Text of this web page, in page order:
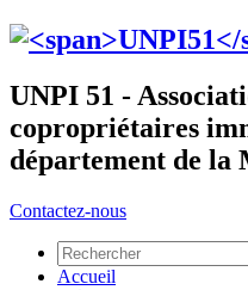
UNPI 51 -
copropriétaires
département de la
Contactez-nous
Accueil